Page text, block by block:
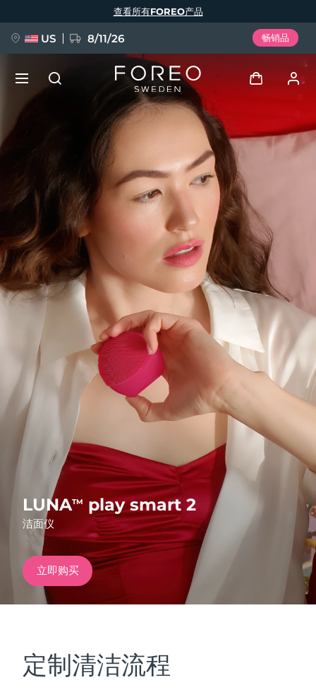
LUNATM play smart 2
洁面仪
立即购买
定制清洁流程
查看所有FOREO产品
US 8/11/26 畅销品
登录
我的设备
我的订单
我的地址
我的订阅
FAQ™ Pure Beauty-Tech Elixir
BREAKING NEWS
issa™ Teeth Whitening Set
FAQ™ Dual LED Panel
热门产品
特别优惠 畅销产品
红光疗法
语言
English Deutsch
Español
Français
Português
Polski
Svenska
Русский
Türkçe
简体中文 繁體中文
发货国家
美国 预计送达日期 8/11/26
英国 预计送达日期 8/10/26
西班牙 预计送达日期 8/10/26
澳大利亚 预计送达日期 8/13/26
预计送达日期
德国 预计送达日期
加拿大
奥地利